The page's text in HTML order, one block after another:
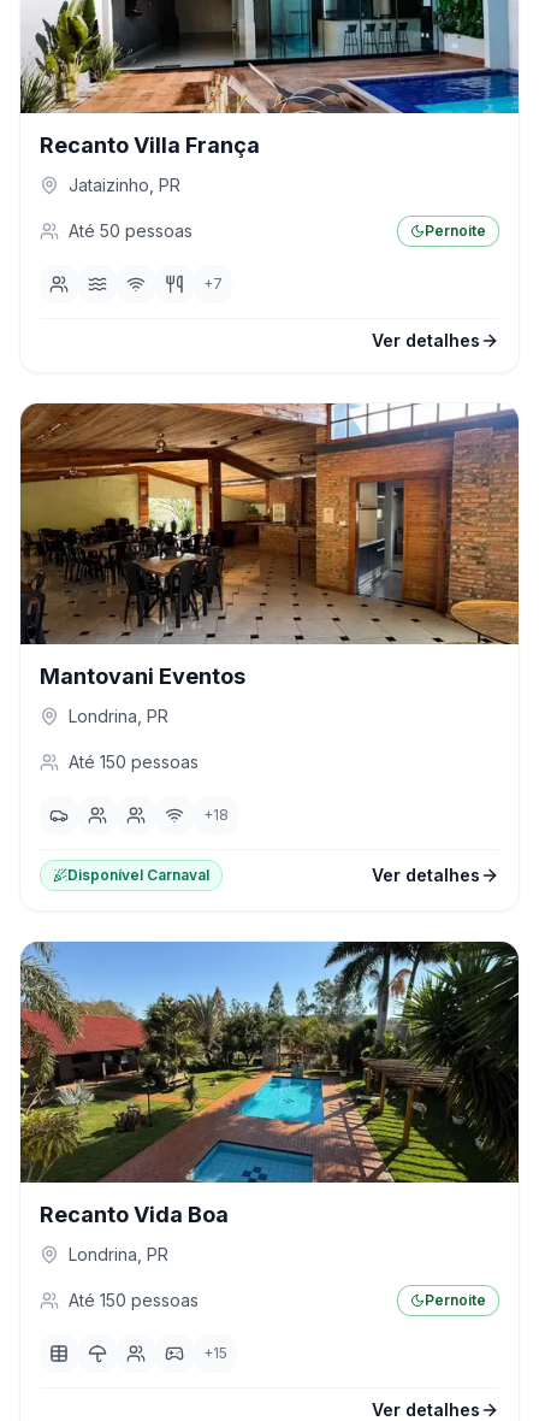
Recanto Villa França
Jataizinho PR
Até 50 pessoas Pernoite
+7
Ver detalhes
Mantovani Eventos
Londrina PR
Até 150 pessoas
+18
Disponível Carnaval Ver detalhes
Recanto Vida Boa
Londrina PR
Até 150 pessoas Pernoite
+15
Ver detalhes